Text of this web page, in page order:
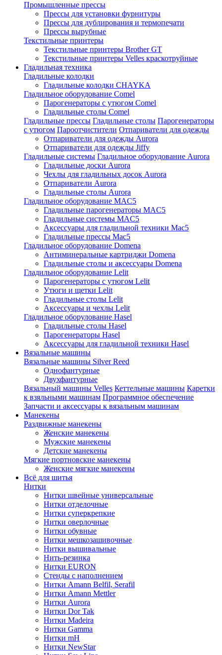
Промышленные прессы
Прессы для установки фурнитуры
Прессы для дублирования и термопечати
Прессы вырубные
Текстильные принтеры
Текстильные принтеры Brother GT
Текстильные принтеры Velles краскотруйные
Гладильная техника
Гладильные колодки
Гладильные колодки CHAYKA
Гладильное оборудование Comel
Парогенераторы с утюгом Comel
Гладильные столы Comel
Гладильные прессы Гладильные столы Парогенераторы
с утюгом Пароотчистители Отпариватели для одежды
Отпариватели для одежды Aurora
Отпариватели для одежды Jiffy
Гладильные системы Гладильное оборудование Aurora
Гладильные доски Aurora
Чехлы для гладильных досок Aurora
Отпариватели Aurora
Гладильные столы Aurora
Гладильное оборудование MAC5
Гладильные парогенераторы MAC5
Гладильные системы MAC5
Аксессуары для гладильной техники Mac5
Гладильные прессы Mac5
Гладильное оборудование Domena
Антиминеральные картриджи Domena
Гладильные столы и аксессуары Domena
Гладильное оборудование Lelit
Парогенераторы с утюгом Lelit
Утюги и щетки Lelit
Гладильные столы Lelit
Аксессуары и чехлы Lelit
Гладильное оборулование Hasel
Гладильные столы Hasel
Парогенераторы Hasel
Аксессуары для гладильной техники Hasel
Вязальные машины
Вязальные машины Silver Reed
Однофантурные
Двухфантурные
Вязальный машины Velles Кеттельные машины Каретки
к взяльными машинам Программное обеспечение
Запчасти и аксессуары к вязальным машинам
Манекены
Раздвижные манекены
Женские манекены
Мужские манекены
Детские манекены
Мягкие портновские манекены
Женские мягкие манекены
Всё для шитья
Нитки
Нитки швейные универсальные
Нитки отделочные
Нитки суперкрепкие
Нитки оверлочные
Нитки обувные
Нитки мешкозашивочные
Нитки вышивальные
Нить-резинка
Нитки EURON
Стенды с наполнением
Нитки Amann Belfil, Serafil
Нитки Amann Mettler
Нитки Aurora
Нитки Dor Tak
Нитки Madeira
Нитки Gamma
Нитки mH
Нитки NewStar